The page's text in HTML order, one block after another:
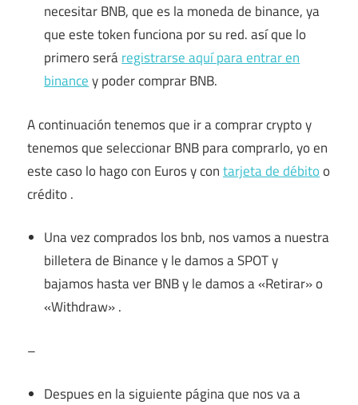
necesitar BNB, que es la moneda de binance, ya
que este token funciona por su red. así que lo
primero seráregistrarse aquí para entrar en
binancey poder comprar BNB.
A continuación tenemos que ir a comprar crypto y
tenemos que seleccionar BNB para comprarlo, yo en
este caso lo hago con Euros y contarjeta de débitoo
crédito .
Una vez comprados los bnb, nos vamos a nuestra
billetera de Binance y le damos a SPOT y
bajamos hasta ver BNB y le damos a «Retirar» o
«Withdraw» .
–
Despues en la siguiente página que nos va a